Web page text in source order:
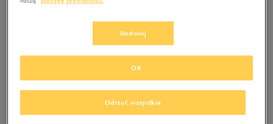
Dostosuj
Odrzuć wszystkie
OK